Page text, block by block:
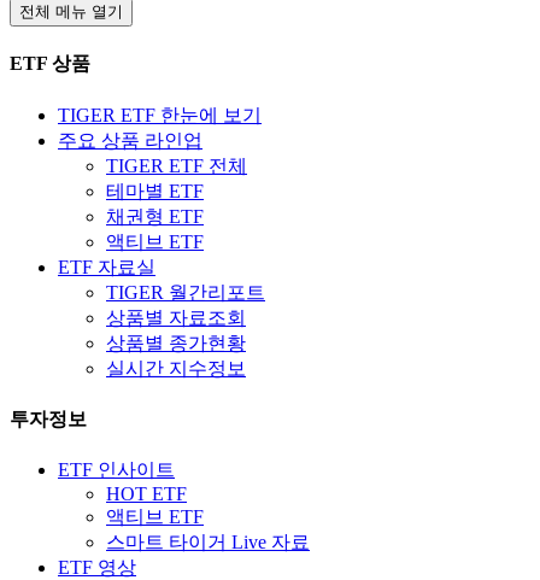
전체 메뉴 열기
ETF 상품
TIGER ETF 한눈에 보기
주요 상품 라인업
TIGER ETF 전체
테마별 ETF
채권형 ETF
액티브 ETF
ETF 자료실
TIGER 월간리포트
상품별 자료조회
상품별 종가현황
실시간 지수정보
투자정보
ETF 인사이트
HOT ETF
액티브 ETF
스마트 타이거 Live 자료
ETF 영상